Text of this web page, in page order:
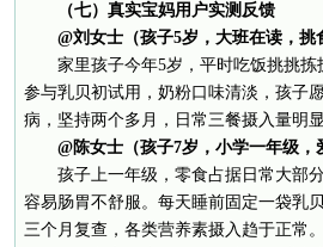
（七）真实宝妈用户实测反馈
@刘女士（孩子5岁，大班在读，
家里孩子今年5岁，平时吃饭挑挑
参与乳贝初试用，奶粉口味清淡，孩子
病，坚持两个多月，日常三餐摄入量明显
@陈女士（孩子7岁，小学一年级
孩子上一年级，零食占据日常大部
容易肠胃不舒服。每天睡前固定一袋乳
三个月复查，各类营养素摄入趋于正常。